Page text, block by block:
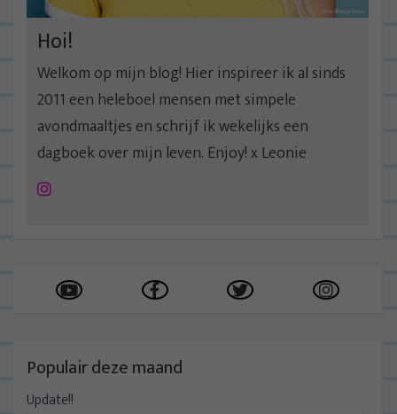
e
Hoi!
Welkom op mijn blog! Hier inspireer ik al sinds
2011 een heleboel mensen met simpele
avondmaaltjes en schrijf ik wekelijks een
dagboek over mijn leven. Enjoy! x Leonie
Instagram
Populair deze maand
Update!!